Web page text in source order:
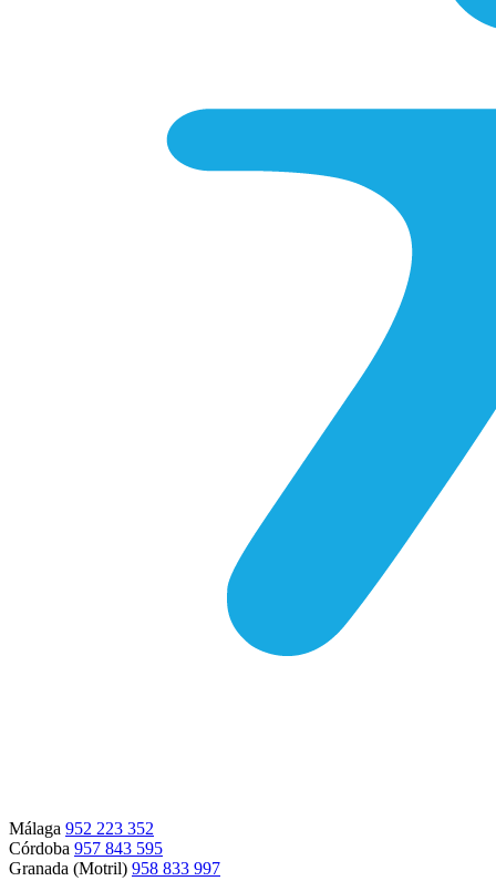
Málaga 952 223 352
Córdoba 957 843 595
Granada (Motril) 958 833 997